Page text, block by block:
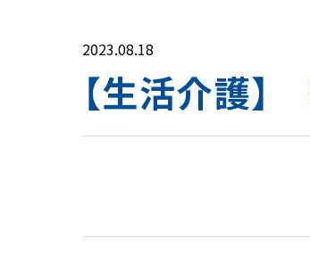
2023.08.18
【生活介護